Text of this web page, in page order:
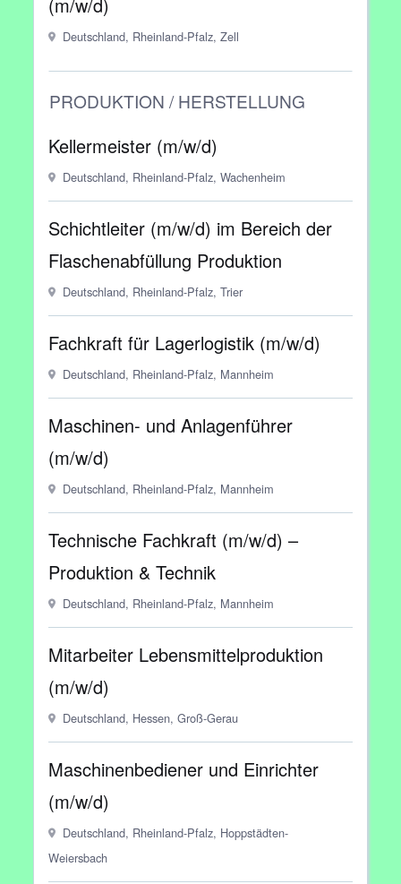
Deutschland, Rheinland-Pfalz, Zell
PRODUKTION / HERSTELLUNG
Kellermeister (m/w/d)
Deutschland, Rheinland-Pfalz, Wachenheim
Schichtleiter (m/w/d) im Bereich der
Flaschenabfüllung Produktion
Deutschland, Rheinland-Pfalz, Trier
Fachkraft für Lagerlogistik (m/w/d)
Deutschland, Rheinland-Pfalz, Mannheim
Maschinen- und Anlagenführer
(m/w/d)
Deutschland, Rheinland-Pfalz, Mannheim
Technische Fachkraft (m/w/d) –
Produktion & Technik
Deutschland, Rheinland-Pfalz, Mannheim
Mitarbeiter Lebensmittelproduktion
(m/w/d)
Deutschland, Hessen, Groß-Gerau
Maschinenbediener und Einrichter
(m/w/d)
Deutschland, Rheinland-Pfalz, Hoppstädten-
Weiersbach